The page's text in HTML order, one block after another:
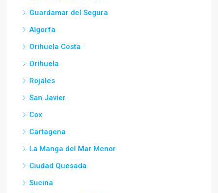
Guardamar del Segura
Algorfa
Orihuela Costa
Orihuela
Rojales
San Javier
Cox
Cartagena
La Manga del Mar Menor
Ciudad Quesada
Sucina